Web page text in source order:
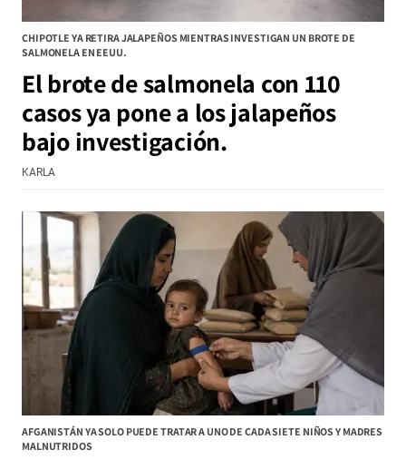
CHIPOTLE YA RETIRA JALAPEÑOS MIENTRAS INVESTIGAN UN BROTE DE
SALMONELA EN EEUU.
El brote de salmonela con 110
casos ya pone a los jalapeños
bajo investigación.
KARLA
AFGANISTÁN YA SOLO PUEDE TRATAR A UNO DE CADA SIETE NIÑOS Y MADRES
MALNUTRIDOS